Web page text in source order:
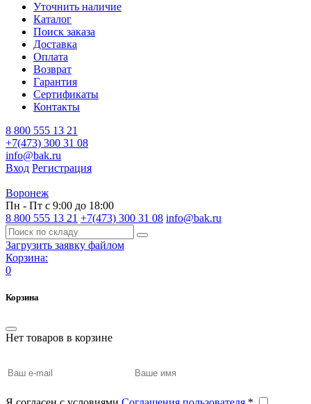
Уточнить наличие
Каталог
Поиск заказа
Доставка
Оплата
Возврат
Гарантия
Сертификаты
Контакты
8 800 555 13 21
+7(473) 300 31 08
info@bak.ru
Вход Регистрация
Воронеж
Пн - Пт с 9:00 до 18:00
8 800 555 13 21 +7(473) 300 31 08 info@bak.ru
Загрузить заявку файлом
Корзина:
0
Корзина
Нет товаров в корзине